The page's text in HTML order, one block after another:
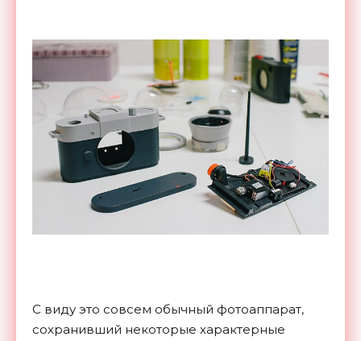
С виду это совсем обычный фотоаппарат,
сохранивший некоторые характерные